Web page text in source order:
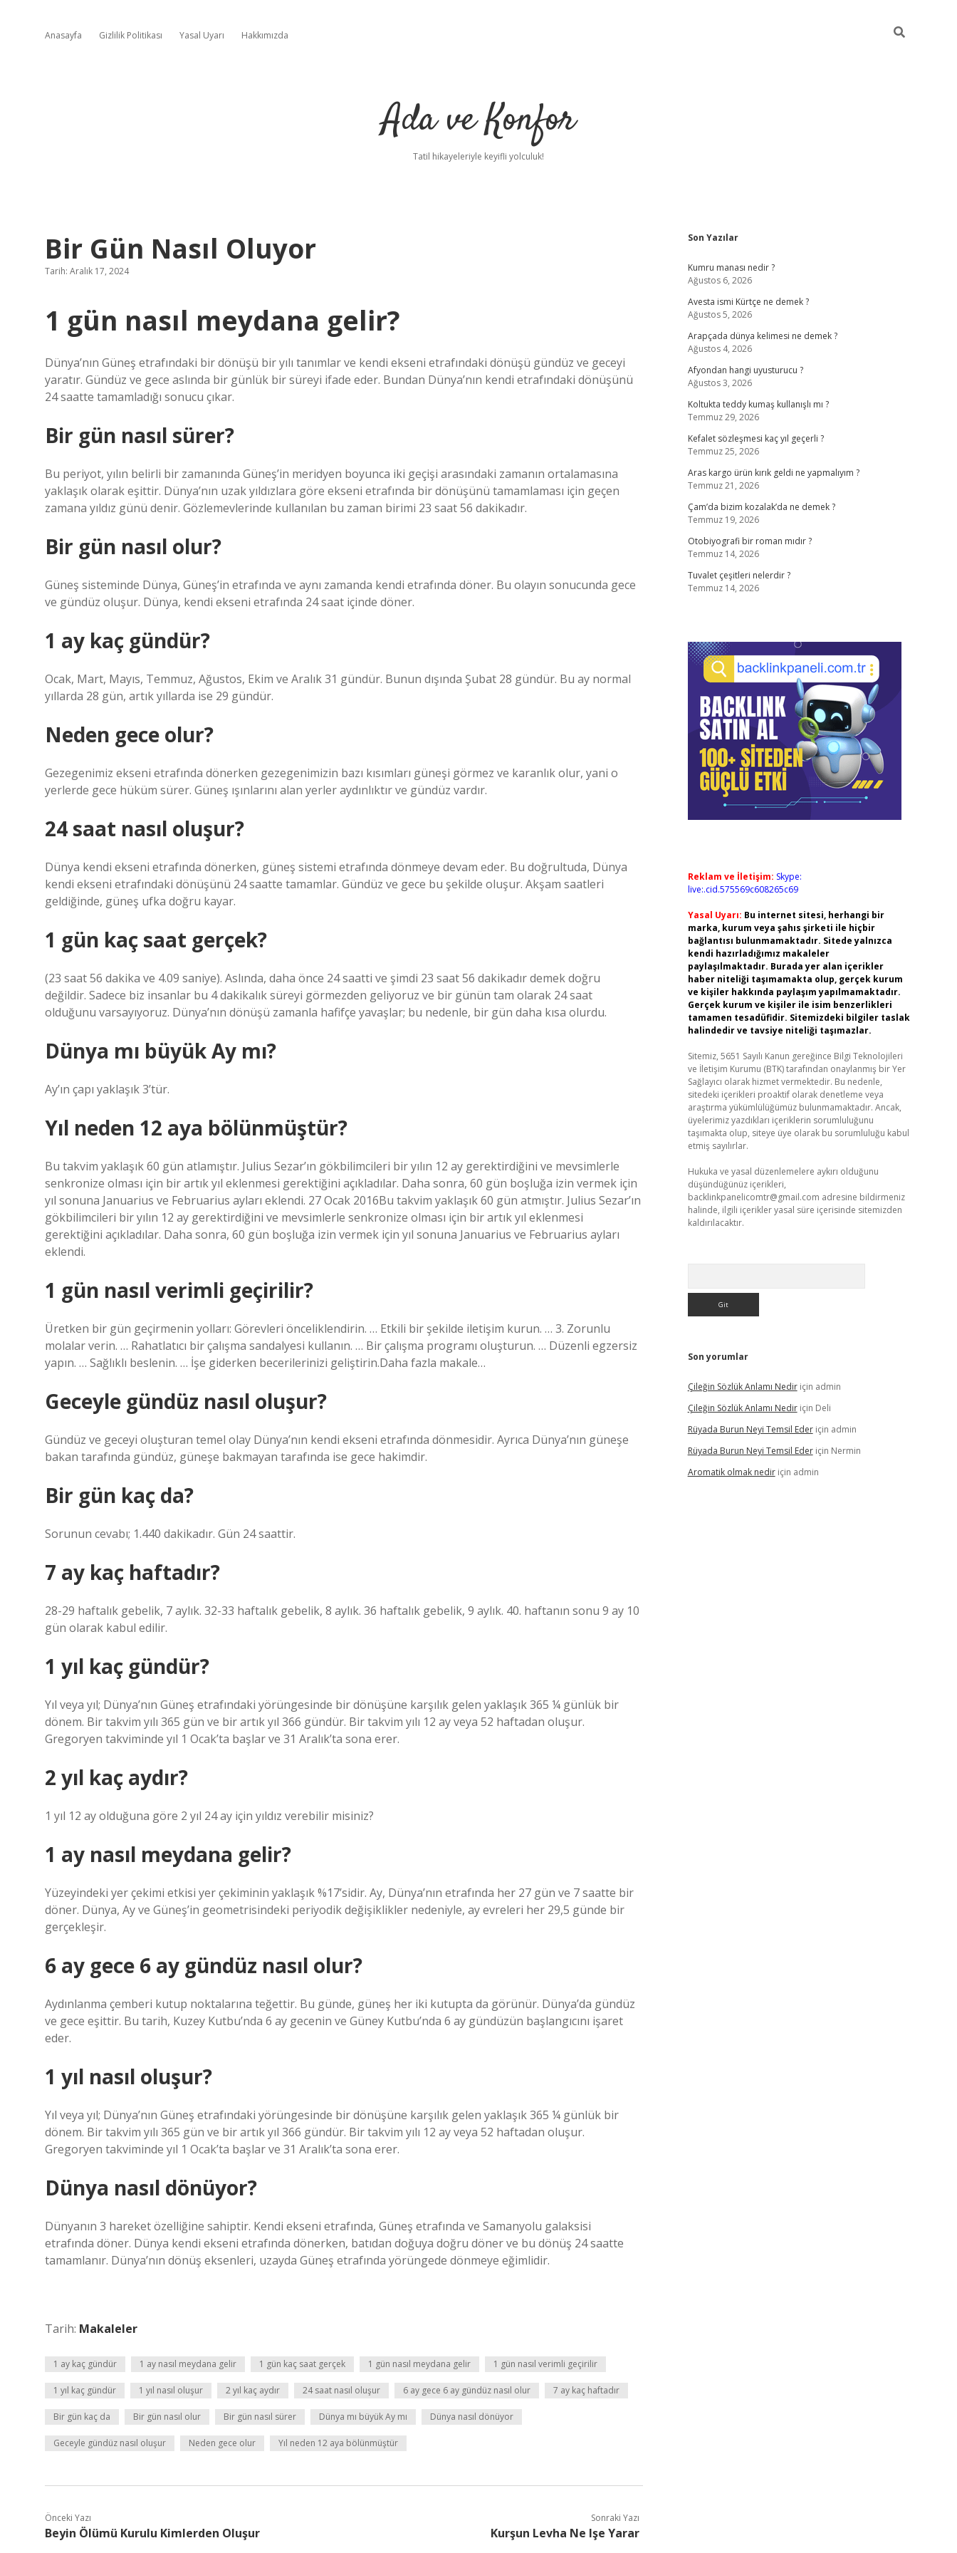
Anasayfa Gizlilik Politikası Yasal Uyarı Hakkımızda
Ada ve Konfor
Tatil hikayeleriyle keyifli yolculuk!
Bir Gün Nasıl Oluyor
Tarih: Aralık 17, 2024
1 gün nasıl meydana gelir?
Dünya’nın Güneş etrafındaki bir dönüşü bir yılı tanımlar ve kendi ekseni etrafındaki dönüşü gündüz ve geceyi
yaratır. Gündüz ve gece aslında bir günlük bir süreyi ifade eder. Bundan Dünya’nın kendi etrafındaki dönüşünü
24 saatte tamamladığı sonucu çıkar.
Bir gün nasıl sürer?
Bu periyot, yılın belirli bir zamanında Güneş’in meridyen boyunca iki geçişi arasındaki zamanın ortalamasına
yaklaşık olarak eşittir. Dünya’nın uzak yıldızlara göre ekseni etrafında bir dönüşünü tamamlaması için geçen
zamana yıldız günü denir. Gözlemevlerinde kullanılan bu zaman birimi 23 saat 56 dakikadır.
Bir gün nasıl olur?
Güneş sisteminde Dünya, Güneş’in etrafında ve aynı zamanda kendi etrafında döner. Bu olayın sonucunda gece
ve gündüz oluşur. Dünya, kendi ekseni etrafında 24 saat içinde döner.
1 ay kaç gündür?
Ocak, Mart, Mayıs, Temmuz, Ağustos, Ekim ve Aralık 31 gündür. Bunun dışında Şubat 28 gündür. Bu ay normal
yıllarda 28 gün, artık yıllarda ise 29 gündür.
Neden gece olur?
Gezegenimiz ekseni etrafında dönerken gezegenimizin bazı kısımları güneşi görmez ve karanlık olur, yani o
yerlerde gece hüküm sürer. Güneş ışınlarını alan yerler aydınlıktır ve gündüz vardır.
24 saat nasıl oluşur?
Dünya kendi ekseni etrafında dönerken, güneş sistemi etrafında dönmeye devam eder. Bu doğrultuda, Dünya
kendi ekseni etrafındaki dönüşünü 24 saatte tamamlar. Gündüz ve gece bu şekilde oluşur. Akşam saatleri
geldiğinde, güneş ufka doğru kayar.
1 gün kaç saat gerçek?
(23 saat 56 dakika ve 4.09 saniye). Aslında, daha önce 24 saatti ve şimdi 23 saat 56 dakikadır demek doğru
değildir. Sadece biz insanlar bu 4 dakikalık süreyi görmezden geliyoruz ve bir günün tam olarak 24 saat
olduğunu varsayıyoruz. Dünya’nın dönüşü zamanla hafifçe yavaşlar; bu nedenle, bir gün daha kısa olurdu.
Dünya mı büyük Ay mı?
Ay’ın çapı yaklaşık 3’tür.
Yıl neden 12 aya bölünmüştür?
Bu takvim yaklaşık 60 gün atlamıştır. Julius Sezar’ın gökbilimcileri bir yılın 12 ay gerektirdiğini ve mevsimlerle
senkronize olması için bir artık yıl eklenmesi gerektiğini açıkladılar. Daha sonra, 60 gün boşluğa izin vermek için
yıl sonuna Januarius ve Februarius ayları eklendi. 27 Ocak 2016Bu takvim yaklaşık 60 gün atmıştır. Julius Sezar’ın
gökbilimcileri bir yılın 12 ay gerektirdiğini ve mevsimlerle senkronize olması için bir artık yıl eklenmesi
gerektiğini açıkladılar. Daha sonra, 60 gün boşluğa izin vermek için yıl sonuna Januarius ve Februarius ayları
eklendi.
1 gün nasıl verimli geçirilir?
Üretken bir gün geçirmenin yolları: Görevleri önceliklendirin. … Etkili bir şekilde iletişim kurun. … 3. Zorunlu
molalar verin. … Rahatlatıcı bir çalışma sandalyesi kullanın. … Bir çalışma programı oluşturun. … Düzenli egzersiz
yapın. … Sağlıklı beslenin. … İşe giderken becerilerinizi geliştirin.Daha fazla makale…
Geceyle gündüz nasıl oluşur?
Gündüz ve geceyi oluşturan temel olay Dünya’nın kendi ekseni etrafında dönmesidir. Ayrıca Dünya’nın güneşe
bakan tarafında gündüz, güneşe bakmayan tarafında ise gece hakimdir.
Bir gün kaç da?
Sorunun cevabı; 1.440 dakikadır. Gün 24 saattir.
7 ay kaç haftadır?
28-29 haftalık gebelik, 7 aylık. 32-33 haftalık gebelik, 8 aylık. 36 haftalık gebelik, 9 aylık. 40. haftanın sonu 9 ay 10
gün olarak kabul edilir.
1 yıl kaç gündür?
Yıl veya yıl; Dünya’nın Güneş etrafındaki yörüngesinde bir dönüşüne karşılık gelen yaklaşık 365 ¼ günlük bir
dönem. Bir takvim yılı 365 gün ve bir artık yıl 366 gündür. Bir takvim yılı 12 ay veya 52 haftadan oluşur.
Gregoryen takviminde yıl 1 Ocak’ta başlar ve 31 Aralık’ta sona erer.
2 yıl kaç aydır?
1 yıl 12 ay olduğuna göre 2 yıl 24 ay için yıldız verebilir misiniz?
1 ay nasıl meydana gelir?
Yüzeyindeki yer çekimi etkisi yer çekiminin yaklaşık %17’sidir. Ay, Dünya’nın etrafında her 27 gün ve 7 saatte bir
döner. Dünya, Ay ve Güneş’in geometrisindeki periyodik değişiklikler nedeniyle, ay evreleri her 29,5 günde bir
gerçekleşir.
6 ay gece 6 ay gündüz nasıl olur?
Aydınlanma çemberi kutup noktalarına teğettir. Bu günde, güneş her iki kutupta da görünür. Dünya’da gündüz
ve gece eşittir. Bu tarih, Kuzey Kutbu’nda 6 ay gecenin ve Güney Kutbu’nda 6 ay gündüzün başlangıcını işaret
eder.
1 yıl nasıl oluşur?
Yıl veya yıl; Dünya’nın Güneş etrafındaki yörüngesinde bir dönüşüne karşılık gelen yaklaşık 365 ¼ günlük bir
dönem. Bir takvim yılı 365 gün ve bir artık yıl 366 gündür. Bir takvim yılı 12 ay veya 52 haftadan oluşur.
Gregoryen takviminde yıl 1 Ocak’ta başlar ve 31 Aralık’ta sona erer.
Dünya nasıl dönüyor?
Dünyanın 3 hareket özelliğine sahiptir. Kendi ekseni etrafında, Güneş etrafında ve Samanyolu galaksisi
etrafında döner. Dünya kendi ekseni etrafında dönerken, batıdan doğuya doğru döner ve bu dönüş 24 saatte
tamamlanır. Dünya’nın dönüş eksenleri, uzayda Güneş etrafında yörüngede dönmeye eğimlidir.
Tarih: Makaleler
1 ay kaç gündür 1 ay nasıl meydana gelir 1 gün kaç saat gerçek 1 gün nasıl meydana gelir 1 gün nasıl verimli geçirilir
1 yıl kaç gündür 1 yıl nasıl oluşur 2 yıl kaç aydır 24 saat nasıl oluşur 6 ay gece 6 ay gündüz nasıl olur 7 ay kaç haftadır
Bir gün kaç da Bir gün nasıl olur Bir gün nasıl sürer Dünya mı büyük Ay mı Dünya nasıl dönüyor
Geceyle gündüz nasıl oluşur Neden gece olur Yıl neden 12 aya bölünmüştür
Önceki Yazı
Beyin Ölümü Kurulu Kimlerden Oluşur
Sonraki Yazı
Kurşun Levha Ne Işe Yarar
Sidebar
Son Yazılar
Kumru manası nedir ?
Ağustos 6, 2026
Avesta ismi Kürtçe ne demek ?
Ağustos 5, 2026
Arapçada dünya kelimesi ne demek ?
Ağustos 4, 2026
Afyondan hangi uyusturucu ?
Ağustos 3, 2026
Koltukta teddy kumaş kullanışlı mı ?
Temmuz 29, 2026
Kefalet sözleşmesi kaç yıl geçerli ?
Temmuz 25, 2026
Aras kargo ürün kırık geldi ne yapmalıyım ?
Temmuz 21, 2026
Çam’da bizim kozalak’da ne demek ?
Temmuz 19, 2026
Otobiyografi bir roman mıdır ?
Temmuz 14, 2026
Tuvalet çeşitleri nelerdir ?
Temmuz 14, 2026
Reklam ve İletişim: Skype:
live:.cid.575569c608265c69
Yasal Uyarı: Bu internet sitesi, herhangi bir
marka, kurum veya şahıs şirketi ile hiçbir
bağlantısı bulunmamaktadır. Sitede yalnızca
kendi hazırladığımız makaleler
paylaşılmaktadır. Burada yer alan içerikler
haber niteliği taşımamakta olup, gerçek kurum
ve kişiler hakkında paylaşım yapılmamaktadır.
Gerçek kurum ve kişiler ile isim benzerlikleri
tamamen tesadüfidir. Sitemizdeki bilgiler taslak
halindedir ve tavsiye niteliği taşımazlar.
Sitemiz, 5651 Sayılı Kanun gereğince Bilgi Teknolojileri
ve İletişim Kurumu (BTK) tarafından onaylanmış bir Yer
Sağlayıcı olarak hizmet vermektedir. Bu nedenle,
sitedeki içerikleri proaktif olarak denetleme veya
araştırma yükümlülüğümüz bulunmamaktadır. Ancak,
üyelerimiz yazdıkları içeriklerin sorumluluğunu
taşımakta olup, siteye üye olarak bu sorumluluğu kabul
etmiş sayılırlar.
Hukuka ve yasal düzenlemelere aykırı olduğunu
düşündüğünüz içerikleri,
backlinkpanelicomtr@gmail.com adresine bildirmeniz
halinde, ilgili içerikler yasal süre içerisinde sitemizden
kaldırılacaktır.
Son yorumlar
Çileğin Sözlük Anlamı Nediriçin admin
Çileğin Sözlük Anlamı Nediriçin Deli
Rüyada Burun Neyi Temsil Ederiçin admin
Rüyada Burun Neyi Temsil Ederiçin Nermin
Aromatik olmak nediriçin admin